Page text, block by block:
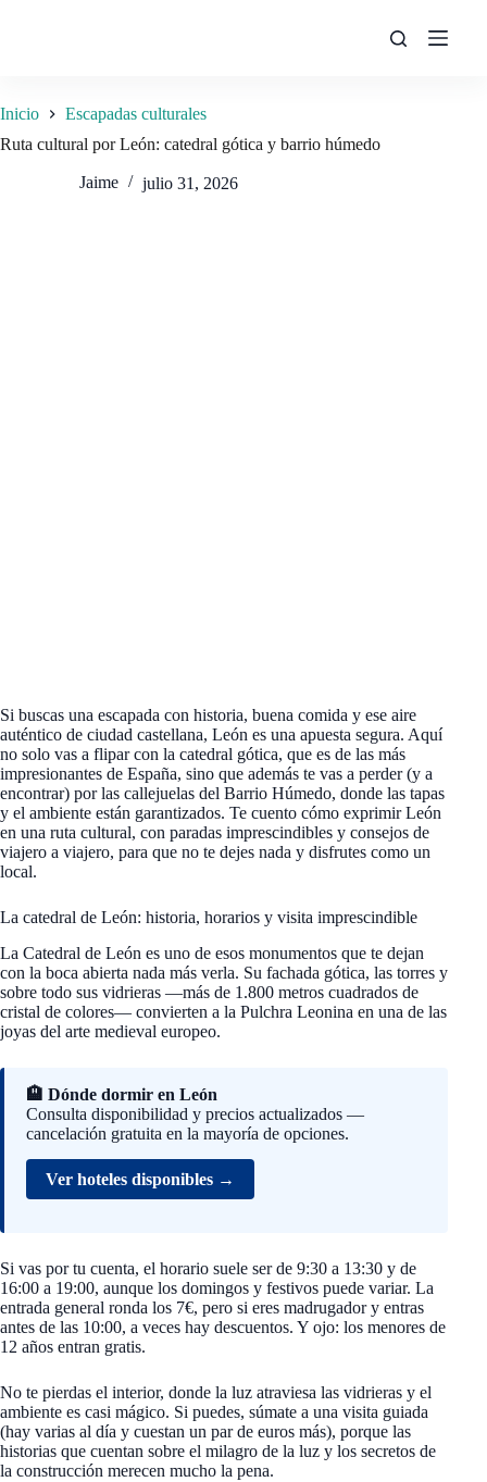
Inicio
Escapadas culturales
Ruta cultural por León: catedral gótica y barrio húmedo
Jaime julio 31, 2026
Si buscas una escapada con historia, buena comida y ese aire
auténtico de ciudad castellana, León es una apuesta segura. Aquí
no solo vas a flipar con la catedral gótica, que es de las más
impresionantes de España, sino que además te vas a perder (y a
encontrar) por las callejuelas del Barrio Húmedo, donde las tapas
y el ambiente están garantizados. Te cuento cómo exprimir León
en una ruta cultural, con paradas imprescindibles y consejos de
viajero a viajero, para que no te dejes nada y disfrutes como un
local.
La catedral de León: historia, horarios y visita imprescindible
La Catedral de León es uno de esos monumentos que te dejan
con la boca abierta nada más verla. Su fachada gótica, las torres y
sobre todo sus vidrieras —más de 1.800 metros cuadrados de
cristal de colores— convierten a la Pulchra Leonina en una de las
joyas del arte medieval europeo.
🏨 Dónde dormir en León
Consulta disponibilidad y precios actualizados —
cancelación gratuita en la mayoría de opciones.
Ver hoteles disponibles →
Si vas por tu cuenta, el horario suele ser de 9:30 a 13:30 y de
16:00 a 19:00, aunque los domingos y festivos puede variar. La
entrada general ronda los 7€, pero si eres madrugador y entras
antes de las 10:00, a veces hay descuentos. Y ojo: los menores de
12 años entran gratis.
No te pierdas el interior, donde la luz atraviesa las vidrieras y el
ambiente es casi mágico. Si puedes, súmate a una visita guiada
(hay varias al día y cuestan un par de euros más), porque las
historias que cuentan sobre el milagro de la luz y los secretos de
la construcción merecen mucho la pena.